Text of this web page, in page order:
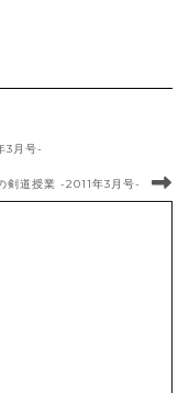
3月号-
剣道授業 -2011年3月号-